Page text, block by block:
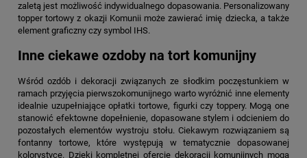
zaletą jest możliwość indywidualnego dopasowania. Personalizowany
topper tortowy z okazji Komunii może zawierać imię dziecka, a także
element graficzny czy symbol IHS.
Inne ciekawe ozdoby na tort komunijny
Wśród ozdób i dekoracji związanych ze słodkim poczęstunkiem w
ramach przyjęcia pierwszokomunijnego warto wyróżnić inne elementy
idealnie uzupełniające opłatki tortowe, figurki czy toppery. Mogą one
stanowić efektowne dopełnienie, dopasowane stylem i odcieniem do
pozostałych elementów wystroju stołu. Ciekawym rozwiązaniem są
fontanny tortowe, które występują w tematycznie dopasowanej
kolorystyce. Dzięki kompletnej ofercie dekoracji komunijnych mogą